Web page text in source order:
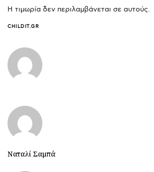
Η τιμωρία δεν περιλαμβάνεται σε αυτούς.
CHILDIT.GR
Ναταλί Σαμπά